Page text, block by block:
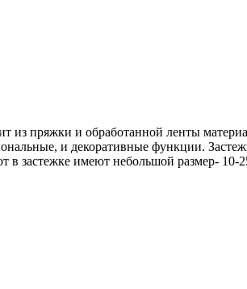
из пряжки и обработанной ленты
и декоративные функции.
застежке имеют небольшой размер- 10-